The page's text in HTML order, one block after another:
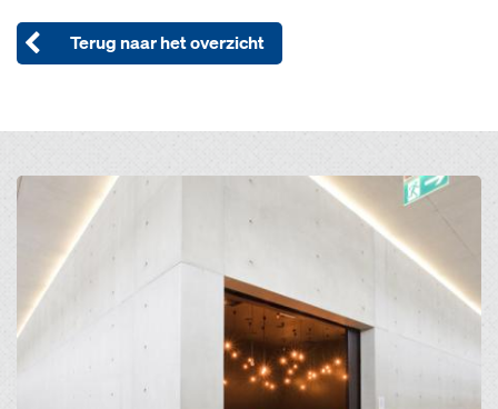
Terug naar het overzicht
Open